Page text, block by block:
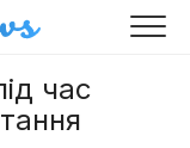
час